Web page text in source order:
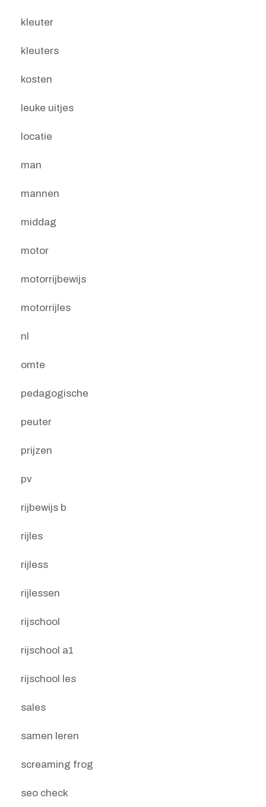
kleuter
kleuters
kosten
leuke uitjes
locatie
man
mannen
middag
motor
motorrijbewijs
motorrijles
nl
omte
pedagogische
peuter
prijzen
pv
rijbewijs b
rijles
rijless
rijlessen
rijschool
rijschool a1
rijschool les
sales
samen leren
screaming frog
seo check